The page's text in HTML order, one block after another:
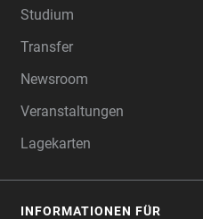
Studium
Transfer
Newsroom
Veranstaltungen
Lagekarten
INFORMATIONEN FÜR